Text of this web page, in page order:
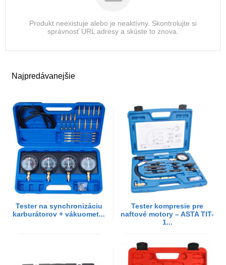
Najpredávanejšie
Tester na synchronizáciu
karburátorov + vákuomet...
Tester kompresie pre
naftové motory – ASTA TIT-
1...
Produkt neexistuje alebo je neaktívny. Skontrolujte si
správnosť URL adresy a skúste to znova.